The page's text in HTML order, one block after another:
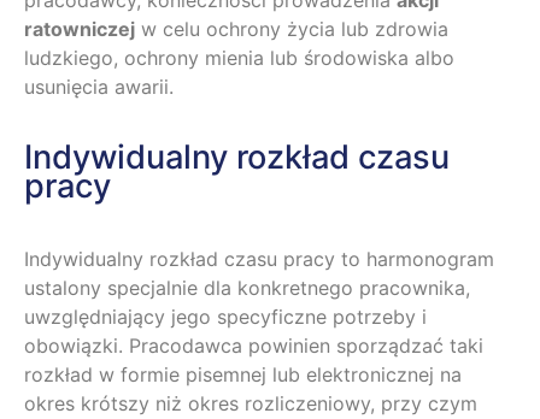
ratowniczej w celu ochrony życia lub zdrowia
ludzkiego, ochrony mienia lub środowiska albo
usunięcia awarii.
Indywidualny rozkład czasu
pracy
Indywidualny rozkład czasu pracy to harmonogram
ustalony specjalnie dla konkretnego pracownika,
uwzględniający jego specyficzne potrzeby i
obowiązki. Pracodawca powinien sporządzać taki
rozkład w formie pisemnej lub elektronicznej na
okres krótszy niż okres rozliczeniowy, przy czym